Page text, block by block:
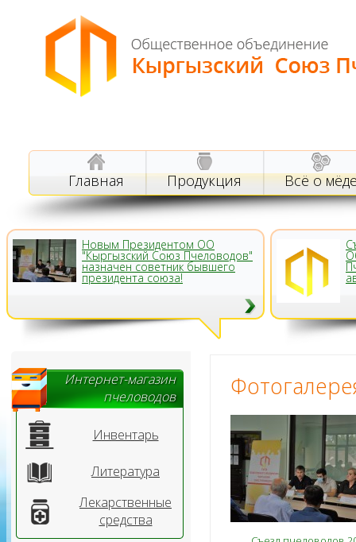
Главная Продукция Всё о
Новым Президентом ОО
"Кыргызский Союз Пчеловодов"
назначен советник бывшего
президента союза!
Интернет-магазин
пчеловодов
Инвентарь
Литература
Лекарственные
средства